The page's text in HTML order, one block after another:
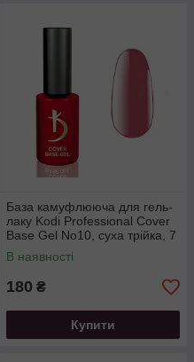
База камуфлююча для гель-
лаку Kodi Professional Cover
Base Gel No10, суха трійка, 7
мл
В наявності
180 ₴
Купити